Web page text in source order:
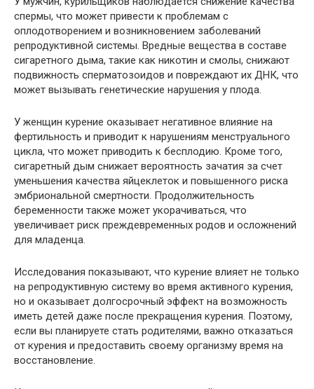
спермы, что может привести к проблемам с
оплодотворением и возникновением заболеваний
репродуктивной системы. Вредные вещества в составе
сигаретного дыма, такие как никотин и смолы, снижают
подвижность сперматозоидов и повреждают их ДНК, что
может вызывать генетические нарушения у плода.
У женщин курение оказывает негативное влияние на
фертильность и приводит к нарушениям менструального
цикла, что может приводить к бесплодию. Кроме того,
сигаретный дым снижает вероятность зачатия за счет
уменьшения качества яйцеклеток и повышенного риска
эмбриональной смертности. Продолжительность
беременности также может укорачиваться, что
увеличивает риск преждевременных родов и осложнений
для младенца.
Исследования показывают, что курение влияет не только
на репродуктивную систему во время активного курения,
но и оказывает долгосрочный эффект на возможность
иметь детей даже после прекращения курения. Поэтому,
если вы планируете стать родителями, важно отказаться
от курения и предоставить своему организму время на
восстановление.